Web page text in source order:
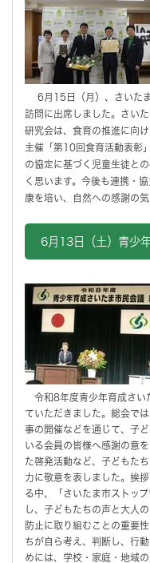
6月15日（月）、さいたま
訪問に出席しました。さい
研究会は、食育の推進に向
主催「第10回食育活動表彰
の協定に基づく児童生徒と
く思います。今後も連携・
康を培い、自然への感謝の
6月13日（土）青少
令和8年度青少年育成さい
ていただきました。総会で
事の開催などを通じて、子
いる会員の皆様へ感謝の意
た啓発活動など、子どもた
力に敬意を表しました。挨
る中、「さいたま市ストッ
し、子どもたちの声と大人
防止に取り組むことの重要
ちが自ら考え、判断し、行
めには、学校・家庭・地域